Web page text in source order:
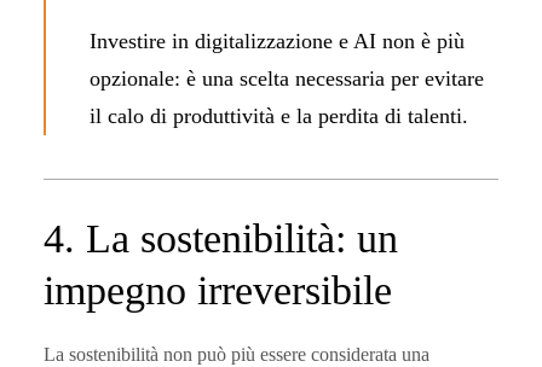
Investire in digitalizzazione e AI non è più
opzionale: è una scelta necessaria per evitare
il calo di produttività e la perdita di talenti.
4. La sostenibilità: un
impegno irreversibile
La sostenibilità non può più essere considerata una